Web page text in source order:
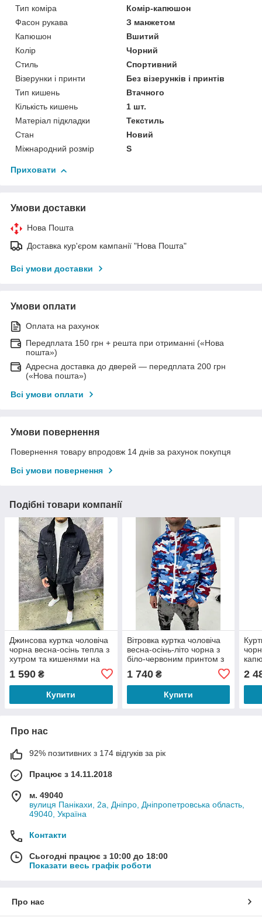
Тип коміра
Комір-капюшон
Фасон рукава
З манжетом
Капюшон
Вшитий
Колір
Чорний
Стиль
Спортивний
Візерунки і принти
Без візерунків і принтів
Тип кишень
Втачного
Кількість кишень
1 шт.
Матеріал підкладки
Текстиль
Стан
Новий
Міжнародний розмір
S
Приховати
Умови доставки
Нова Пошта
Доставка кур'єром кампанії "Нова Пошта"
Всі умови доставки
Умови оплати
Оплата на рахунок
Передплата 150 грн + решта при отриманні («Нова
пошта»)
Адресна доставка до дверей — передплата 200 грн
(«Нова пошта»)
Всі умови оплати
Умови повернення
Повернення товару впродовж 14 днів за рахунок покупця
Всі умови повернення
Подібні товари компанії
Джинсова куртка чоловіча
чорна весна-осінь тепла з
хутром та кишенями на
грудях без капюшона Total
Good
1 590 ₴
Купити
Вітровка куртка чоловіча
весна-осінь-літо чорна з
біло-червоним принтом з
1 740₴
Купити
2
Про нас
92% позитивних з 174 відгуків за рік
Працює з 14.11.2018
м. 49040
вулиця Панікахи, 2а, Дніпро, Дніпропетровська область,
49040, Україна
Контакти
Сьогодні працює з 10:00 до 18:00
Показати весь графік роботи
Про нас